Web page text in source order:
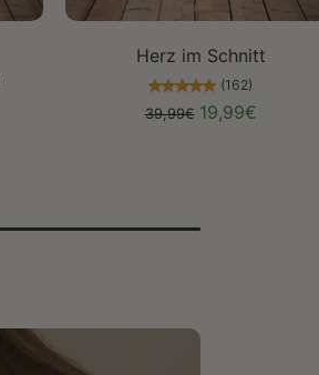
Herz im Schnitt
(162)
39,99€ 19,99€